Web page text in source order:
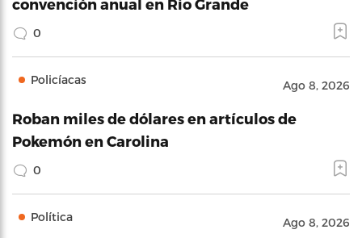
convención anual en Río Grande
0
Policíacas Ago 8, 2026
Roban miles de dólares en artículos de
Pokemón en Carolina
0
Política Ago 8, 2026